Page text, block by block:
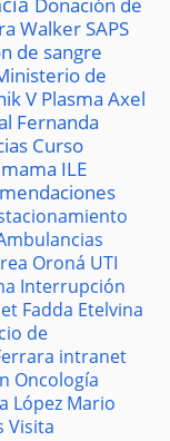
WalkerSAPS
de sangre
de
V Plasma Axel
Fernanda
Curso
ILE
Oroná UTI
Interrupción
Fadda Etelvina
de
intranet
Oncología
López Mario
Visita